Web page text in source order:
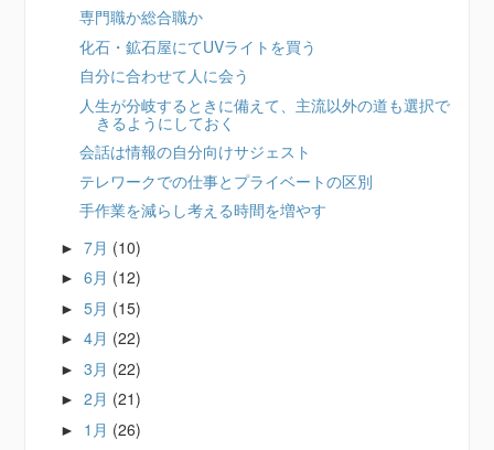
専門職か総合職か
化石・鉱石屋にてUVライトを買う
自分に合わせて人に会う
人生が分岐するときに備えて、主流以外の道も選択で
きるようにしておく
会話は情報の自分向けサジェスト
テレワークでの仕事とプライベートの区別
手作業を減らし考える時間を増やす
►7月 (10)
►6月 (12)
►5月 (15)
►4月 (22)
►3月 (22)
►2月 (21)
► 1月 (26)